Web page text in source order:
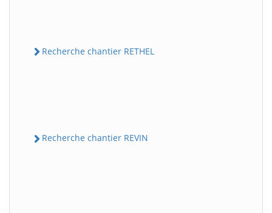
Recherche chantier RETHEL
Recherche chantier REVIN